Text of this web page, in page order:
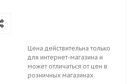
Цена действительна только
для интернет-магазина и
может отличаться от цен в
розничных магазинах